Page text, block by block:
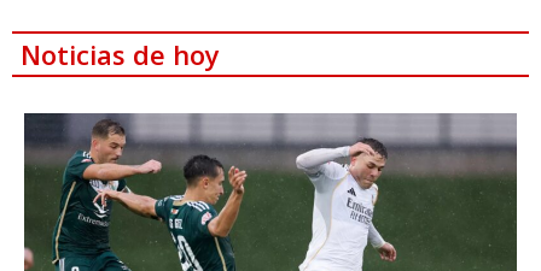
Noticias de hoy